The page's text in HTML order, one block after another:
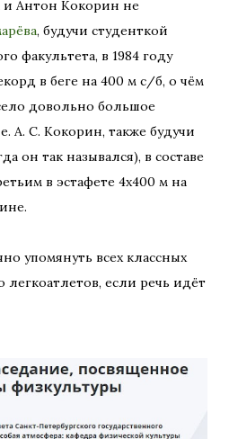
и Антон Кокорин не
, будучи студенткой
факультета, в 1984 году
в беге на 400 м с/б, о чём
довольно большое
А. С. Кокорин, также будучи
он так назывался), в составе
в эстафете 4х400 м на
упомянуть всех классных
легкоатлетов, если речь идёт